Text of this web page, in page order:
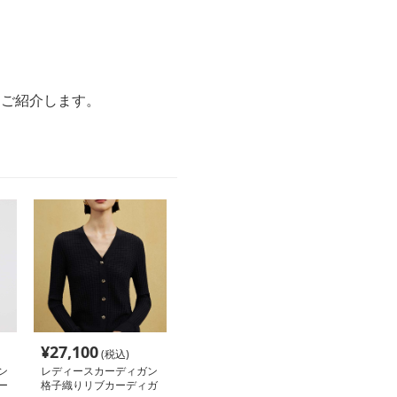
紹介します。
¥27,100(税込)
レディースカーディガン
格子織りリブカーディガ